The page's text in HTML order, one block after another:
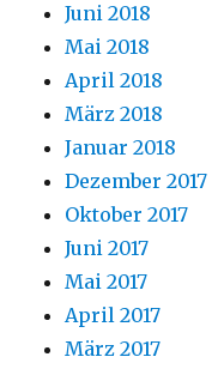
Juni 2018
Mai 2018
April 2018
März 2018
Januar 2018
Dezember 2017
Oktober 2017
Juni 2017
Mai 2017
April 2017
März 2017